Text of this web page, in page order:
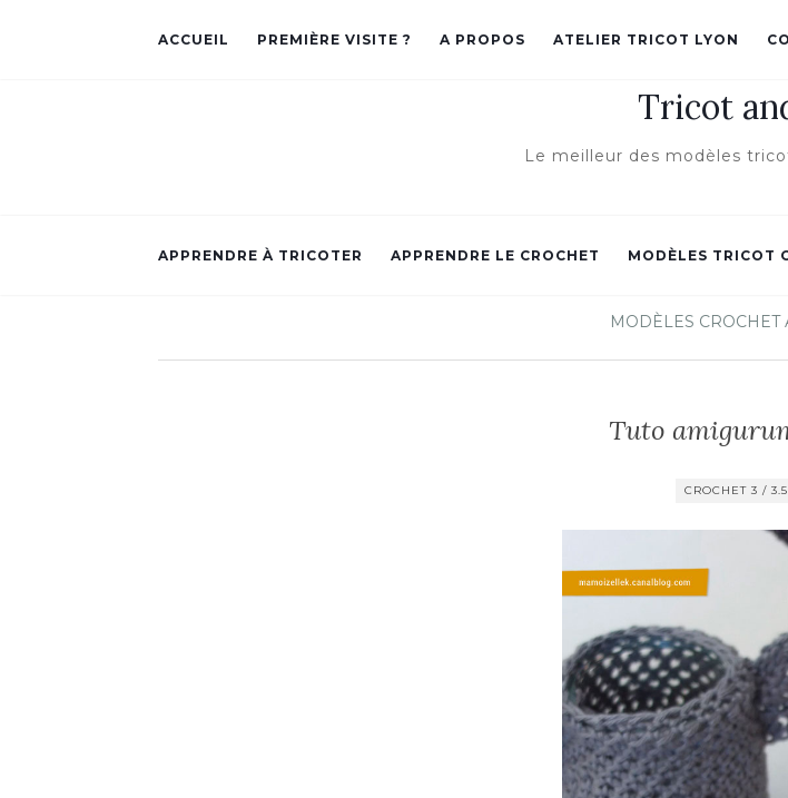
ACCUEIL PREMIÈRE VISITE ? A PROPOS ATELIER TRICOT LYON
Tricot
Le meilleur des modèles
APPRENDRE À TRICOTER APPRENDRE LE CROCHET MODÈLES TRICOT
MODÈLES CROCHET
Tuto
CROCHET 3 / 3.5